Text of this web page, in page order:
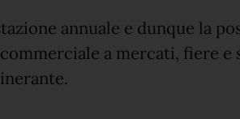
annuale e dunque la
a mercati, fiere e